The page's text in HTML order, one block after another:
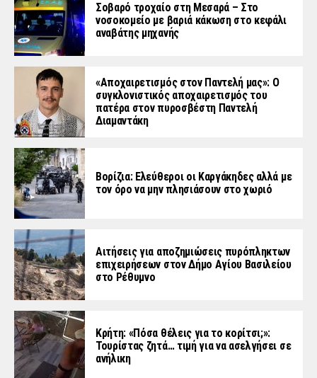
Σοβαρό τροχαίο στη Μεσαρά – Στο
νοσοκομείο με βαριά κάκωση στο κεφάλι
αναβάτης μηχανής
«Aποχαιρετισμός στον Παντελή μας»: Ο
συγκλονιστικός αποχαιρετισμός του
πατέρα στον πυροσβέστη Παντελή
Διαμαντάκη
Βορίζια: Ελεύθεροι οι Καργάκηδες αλλά με
τον όρο να μην πλησιάσουν στο χωριό
Αιτήσεις για αποζημιώσεις πυρόπληκτων
επιχειρήσεων στον Δήμο Αγίου Βασιλείου
στο Ρέθυμνο
Κρήτη: «Πόσα θέλεις για το κορίτσι;»:
Τουρίστας ζητά… τιμή για να ασελγήσει σε
ανήλικη